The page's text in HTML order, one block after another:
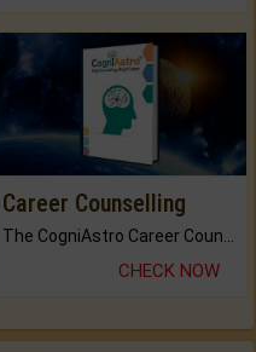
Career Counselling
The CogniAstro Career Counselling Report is the most comprehensive report available on this topic.
CHECK NOW